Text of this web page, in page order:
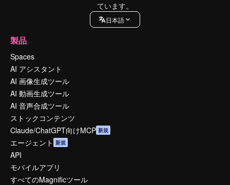
ています。
日本語
製品
Spaces
AI アシスタント
AI 画像生成ツール
AI 動画生成ツール
AI 音声合成ツール
ストックコンテンツ
Claude/ChatGPT向けMCP 新規
エージェント 新規
API
モバイルアプリ
すべてのMagnificツール